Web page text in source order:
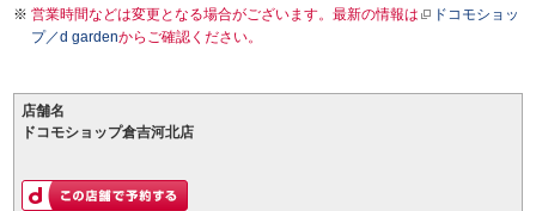
営業時間などは変更となる場合がございます。最新の情報は
ドコモショッ
プ／d gardenからご確認ください。
店舗名
ドコモショップ倉吉河北店